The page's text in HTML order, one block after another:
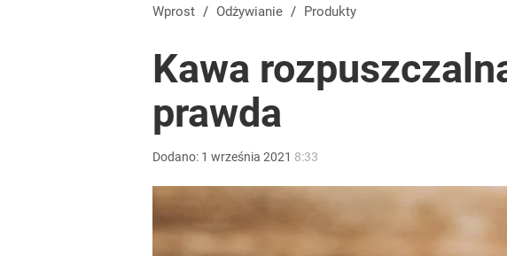
Wprost / Odżywianie / Produkty
Kawa
prawda
Dodano: 1 września 2021 8:33